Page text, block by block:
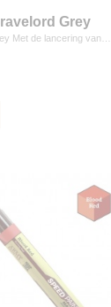
Grey
Met de lancering van…